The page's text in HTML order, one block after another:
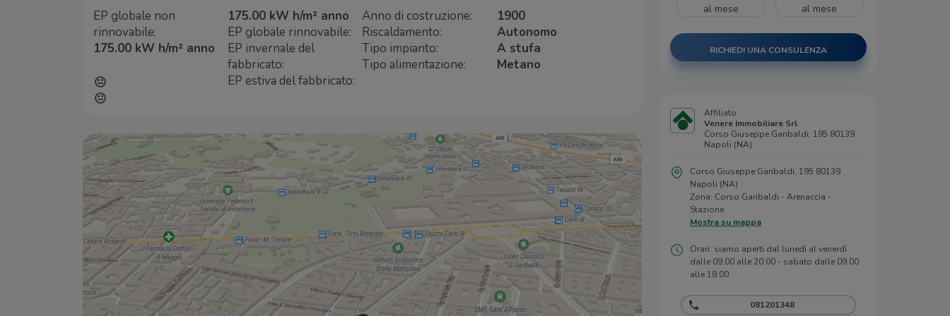
Ospedali
ASL NA1
Napoli -
Municipalità IV)
Presidio
Ospedaliero
"SS.Annunziata"
860 m
Presidio
Ospedaliero
Card.Ascalesi
990 m
Ospedali 1,2 Km
EP globale non
rinnovabile:
175.00 kW h/m² anno
EP globale rinnovabile:
175.00 kW h/m² anno
EP invernale del
fabbricato:
EP estiva del fabbricato:
Anno di costruzione:
1900
Riscaldamento:
Autonomo
Tipo impianto:
A stufa
Tipo alimentazione:
Metano
al mese al mese
RICHIEDI UNA CONSULENZA
Affiliato
Venere Immobiliare Srl
Corso Giuseppe Garibaldi, 195 80139
Napoli (NA)
Corso Giuseppe Garibaldi, 195 80139
Napoli (NA)
Zona: Corso Garibaldi - Arenaccia -
Stazione
Mostra su mappa
Orari: siamo aperti dal lunedì al venerdì
dalle 09.00 alle 20.00 - sabato dalle 09.00
alle 18.00
081201348